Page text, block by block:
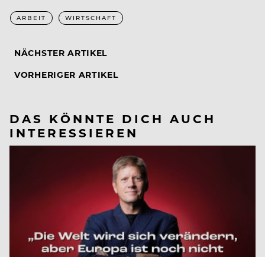
ARBEIT WIRTSCHAFT
NÄCHSTER ARTIKEL
VORHERIGER ARTIKEL
DAS KÖNNTE DICH AUCH
INTERESSIEREN